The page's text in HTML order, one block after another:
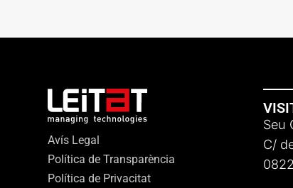
Avís Legal
Política de Transparència
Política de Privacitat
Seu
C/